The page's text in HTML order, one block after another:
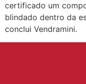
certificado um
blindado dentro da
conclui Vendramini.